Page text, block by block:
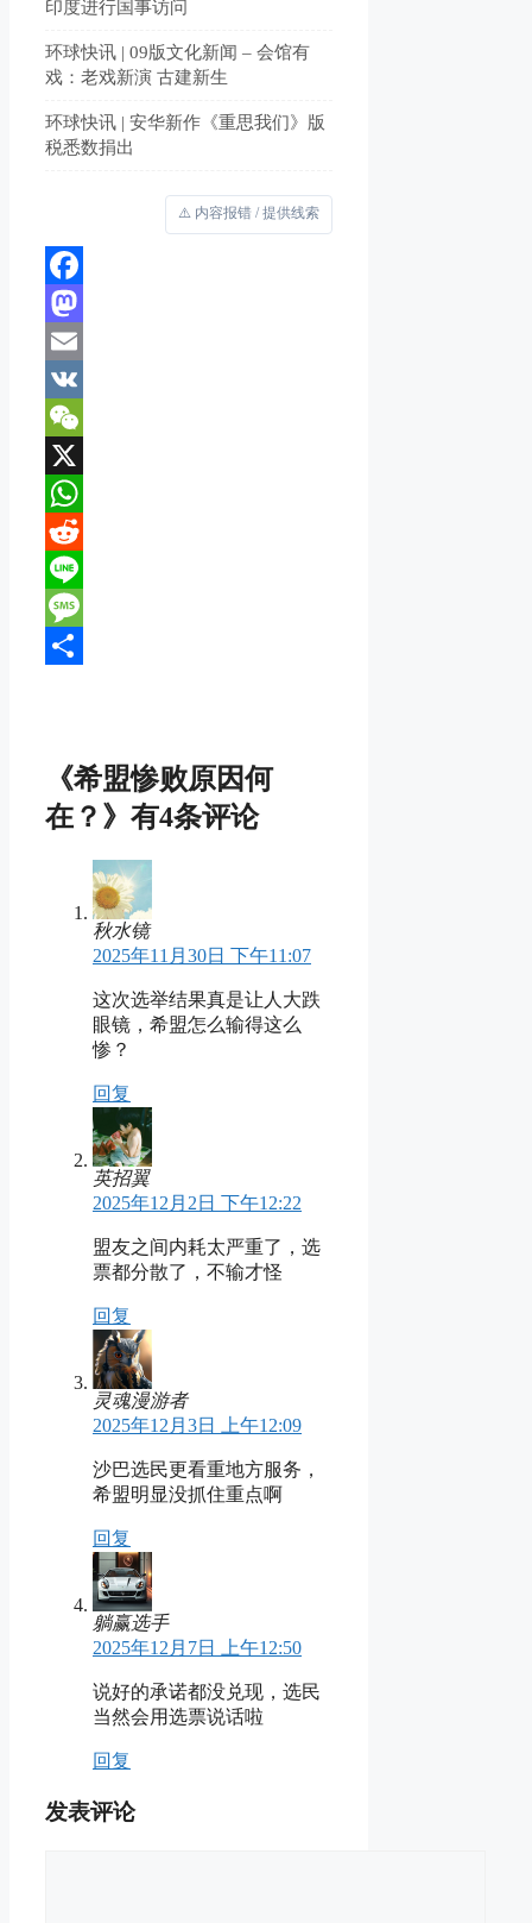
印度进行国事访问
环球快讯 | 09版文化新闻 – 会馆有
戏：老戏新演 古建新生
环球快讯 | 安华新作《重思我们》版
税悉数捐出
⚠️ 内容报错 / 提供线索
Facebook
Mastodon
Email
VK
WeChat
X
WhatsApp
Reddit
Line
Message
《希盟惨败原因何
在？》有4条评论
秋水镜
2025年11月30日 下午11:07
这次选举结果真是让人大跌
眼镜，希盟怎么输得这么
惨？
回复
英招翼
2025年12月2日 下午12:22
盟友之间内耗太严重了，选
票都分散了，不输才怪
回复
灵魂漫游者
2025年12月3日 上午12:09
沙巴选民更看重地方服务，
希盟明显没抓住重点啊
回复
躺赢选手
2025年12月7日 上午12:50
说好的承诺都没兑现，选民
当然会用选票说话啦
回复
发表评论